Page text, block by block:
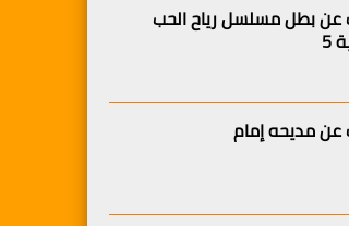
عن بطل مسلسل رياح الحب
5
مديحه إمام